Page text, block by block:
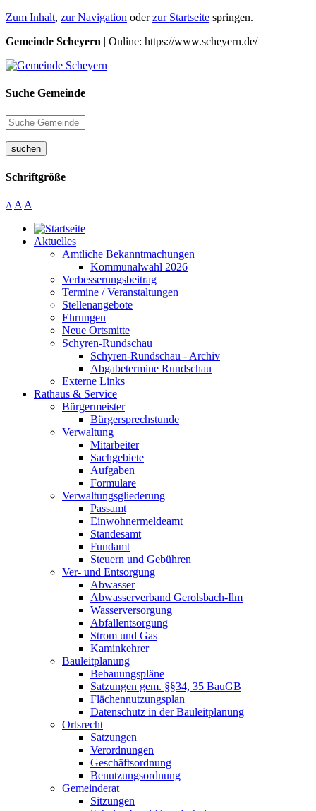
Zum Inhalt, zur Navigation oderzur Startseite springen.
Gemeinde Scheyern | Online: https://www.scheyern.de/
Suche Gemeinde
suchen
Schriftgröße
A A A
Aktuelles
Amtliche Bekanntmachungen
Kommunalwahl 2026
Verbesserungsbeitrag
Termine / Veranstaltungen
Stellenangebote
Ehrungen
Neue Ortsmitte
Schyren-Rundschau
Schyren-Rundschau - Archiv
Abgabetermine Rundschau
Externe Links
Rathaus & Service
Bürgermeister
Bürgersprechstunde
Verwaltung
Mitarbeiter
Sachgebiete
Aufgaben
Formulare
Verwaltungsgliederung
Passamt
Einwohnermeldeamt
Standesamt
Fundamt
Steuern und Gebühren
Ver- und Entsorgung
Abwasser
Abwasserverband Gerolsbach-Ilm
Wasserversorgung
Abfallentsorgung
Strom und Gas
Kaminkehrer
Bauleitplanung
Bebauungspläne
Satzungen gem. §§34, 35 BauGB
Flächennutzungsplan
Datenschutz in der Bauleitplanung
Ortsrecht
Satzungen
Verordnungen
Geschäftsordnung
Benutzungsordnung
Gemeinderat
Sitzungen